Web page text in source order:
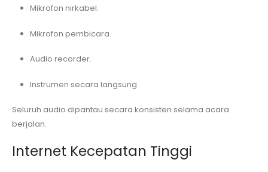
Mikrofon nirkabel.
Mikrofon pembicara.
Audio recorder.
Instrumen secara langsung.
Seluruh audio dipantau secara konsisten selama acara
berjalan.
Internet Kecepatan Tinggi